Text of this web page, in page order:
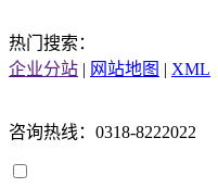
热门搜索：
企业分站 | 网站地图 | XML
咨询热线：0318-8222022